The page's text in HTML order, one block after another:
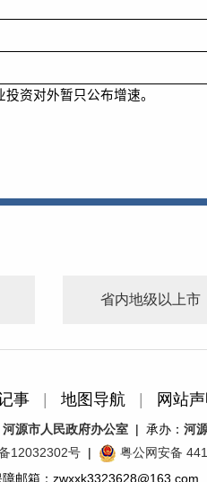
资对外暂只公布增速。
省内地级以上市
事 | 地图导航 | 网站声
河源市人民政府办公室 | 承办： 河
12032302号 | 粤公网安备
障邮箱：